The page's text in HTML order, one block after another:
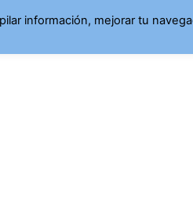
información, mejorar tu